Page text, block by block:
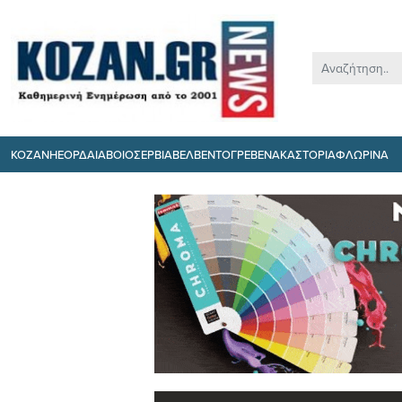
ΚΟΖΑΝΗΕΟΡΔΑΙΑΒΟΙΟΣΕΡΒΙΑΒΕΛΒΕΝΤΟΓΡΕΒΕΝΑΚΑΣΤΟΡΙΑΦΛΩΡΙΝΑ